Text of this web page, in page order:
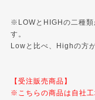
※LOWとHIGHの二種類
す。
Lowと比べ、Highの方
【受注販売商品】
※こちらの商品は自社工